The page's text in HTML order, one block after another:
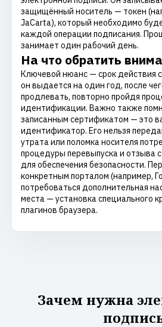
защищённый носитель — токен
JaCarta), который необходимо
каждой операции подписания.
занимает один рабочий день.
На что обратить
Ключевой нюанс — срок действия
он выдается на один год, после
продлевать, повторно пройдя
идентификации. Важно также
записанным сертификатом — это
идентификатор. Его нельзя
утрата или поломка носителя
процедуры перевыпуска и отзыва
для обеспечения безопасности.
конкретным порталом (например,
потребоваться дополнительная
места — установка специального
плагинов браузера.
Зачем нужна